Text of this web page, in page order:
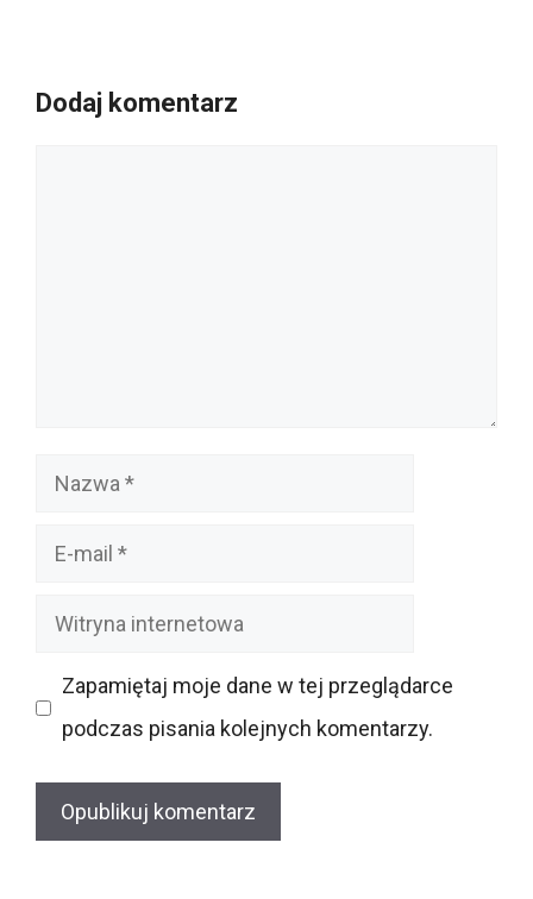
Dodaj komentarz
Nazwa
Witryna
Zapamiętaj moje dane w tej przeglądarce
podczas pisania kolejnych komentarzy.